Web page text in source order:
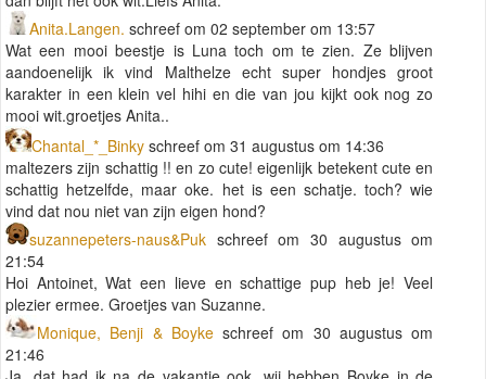
Anita.Langen. schreef om 02 september om 13:57
Wat een mooi beestje is Luna toch om te zien. Ze blijven
aandoenelijk ik vind Malthelze echt super hondjes groot
karakter in een klein vel hihi en die van jou kijkt ook nog zo
mooi wit.groetjes Anita..
Chantal_*_Binky schreef om 31 augustus om 14:36
maltezers zijn schattig !! en zo cute! eigenlijk betekent cute en
schattig hetzelfde, maar oke. het is een schatje. toch? wie
vind dat nou niet van zijn eigen hond?
suzannepeters-naus&Puk schreef om 30 augustus om
21:54
Hoi Antoinet, Wat een lieve en schattige pup heb je! Veel
plezier ermee. Groetjes van Suzanne.
Monique, Benji & Boykeschreef om 30 augustus om
21:46